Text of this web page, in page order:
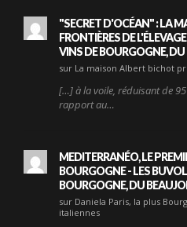
"SECRET D'OCÉAN" : LA
FRONTIÈRES DE
VINS DE BOURGOGNE,
sur La maison Albert bichot
[…] à la voile, réduisant de
rapport au…
MEDITERRANÉO, LE
BOURGOGNE - LES
BOURGOGNE, DU
sur Daniela Paris, la plus
italiennes